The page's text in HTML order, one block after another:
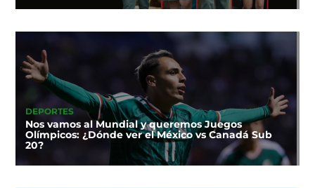
DEPORTES
Nos vamos al Mundial y queremos Juegos
Olímpicos: ¿Dónde ver el México vs Canadá Sub
20?